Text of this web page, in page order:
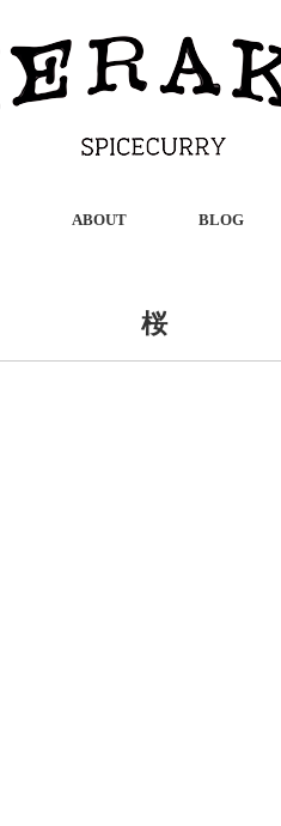
ABOUT BLOG
桜